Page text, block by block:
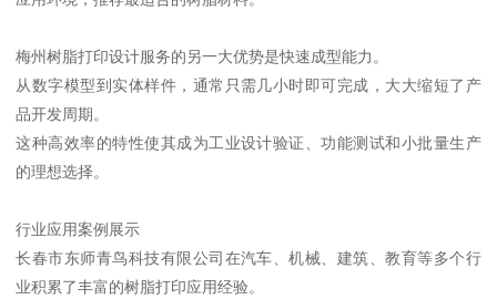
梅州树脂打印设计服务的另一大优势是快速成型能力。
从数字模型到实体样件，通常只需几小时即可完成，大大缩短了产
品开发周期。
这种高效率的特性使其成为工业设计验证、功能测试和小批量生产
的理想选择。
行业应用案例展示
长春市东师青鸟科技有限公司在汽车、机械、建筑、教育等多个行
业积累了丰富的树脂打印应用经验。